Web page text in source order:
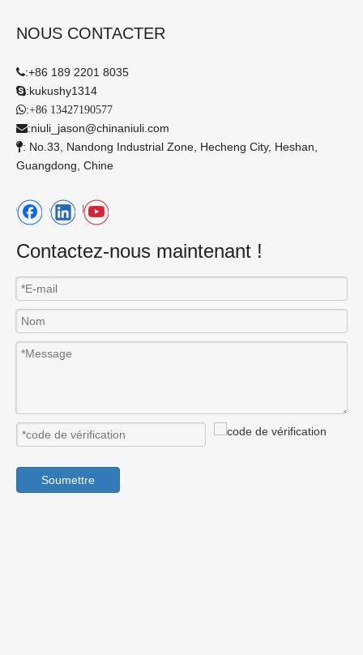
NOUS CONTACTER
:+86 189 2201 8035
:kukushy1314
:+86 13427190577
:niuli_jason@chinaniuli.com
: No.33, Nandong Industrial Zone, Hecheng City, Heshan,
Guangdong, Chine
Contactez-nous maintenant !
Soumettre